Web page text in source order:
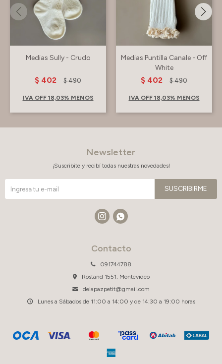
Medias Sully - Crudo
$ 402 $ 490
IVA OFF 18,03% MENOS
Medias Puntilla Canale - Off
White
$ 402 $ 490
IVA OFF 18,03% MENOS
Contacto
091744788
Rostand 1551, Montevideo
delapazpetit@gmail.com
Lunes a Sábados de 11:00 a 14:00 y de 14:30 a 19:00 horas
Newsletter
¡Suscribite y recibí todas nuestras novedades!
SUSCRIBIRME
 